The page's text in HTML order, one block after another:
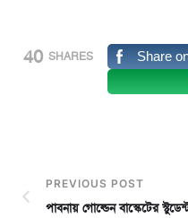
40 SHARES Share
PREVIOUS POST
পাবনায় গোল্ডেন বাস্কেটের